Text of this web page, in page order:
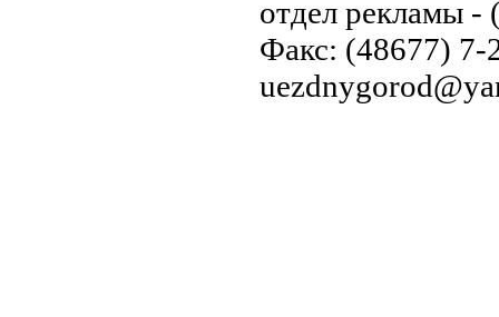
отдел рекламы -
Факс: (48677) 7-